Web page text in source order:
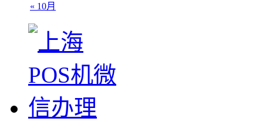
« 10月